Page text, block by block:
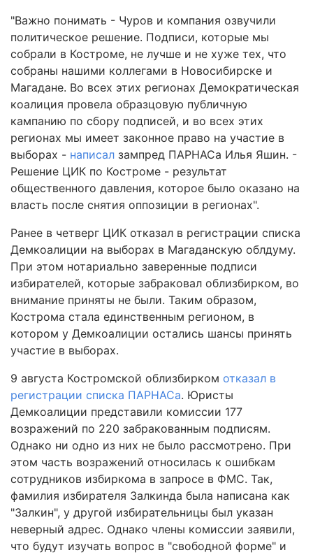
"Важно понимать - Чуров и компания озвучили
политическое решение. Подписи, которые мы
собрали в Костроме, не лучше и не хуже тех, что
собраны нашими коллегами в Новосибирске и
Магадане. Во всех этих регионах Демократическая
коалиция провела образцовую публичную
кампанию по сбору подписей, и во всех этих
регионах мы имеет законное право на участие в
выборах - написал зампред ПАРНАСа Илья Яшин. -
Решение ЦИК по Костроме - результат
общественного давления, которое было оказано на
власть после снятия оппозиции в регионах".
Ранее в четверг ЦИК отказал в регистрации списка
Демкоалиции на выборах в Магаданскую облдуму.
При этом нотариально заверенные подписи
избирателей, которые забраковал облизбирком, во
внимание приняты не были. Таким образом,
Кострома стала единственным регионом, в
котором у Демкоалиции остались шансы принять
участие в выборах.
9 августа Костромской облизбирком отказал в
регистрации списка ПАРНАСа. Юристы
Демкоалиции представили комиссии 177
возражений по 220 забракованным подписям.
Однако ни одно из них не было рассмотрено. При
этом часть возражений относилась к ошибкам
сотрудников избиркома в запросе в ФМС. Так,
фамилия избирателя Залкинда была написана как
"Залкин", у другой избирательницы был указан
неверный адрес. Однако члены комиссии заявили,
что будут изучать вопрос в "свободной форме" и